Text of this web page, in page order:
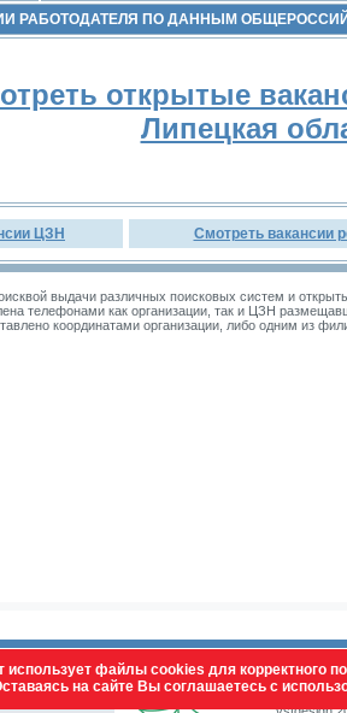
РАБОТОДАТЕЛЯ ПО ДАННЫМ
открытые
Липецкая
ЦЗН Смотреть вакансии
выдачи различных поисковых систем и
телефонами как организации, так и ЦЗН
координатами организации, либо одним из
использует файлы cookies для корректного
на сайте Вы соглашаетесь с